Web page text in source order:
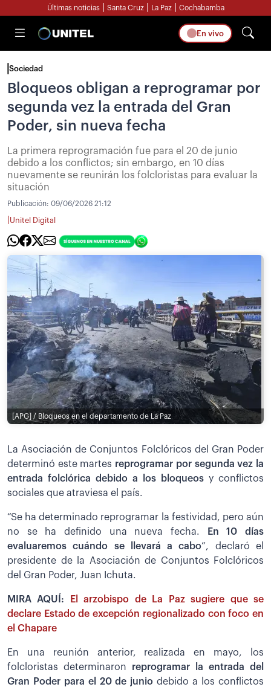
Últimas noticias Santa Cruz La Paz Cochabamba
En vivo
Sociedad
Bloqueos obligan a reprogramar por
segunda vez la entrada del Gran
Poder, sin nueva fecha
La primera reprogramación fue para el 20 de junio
debido a los conflictos; sin embargo, en 10 días
nuevamente se reunirán los folcloristas para evaluar la
situación
Publicación: 09/06/2026 21:12
Unitel Digital
[APG] / Bloqueos en el departamento de La Paz
La Asociación de Conjuntos Folclóricos del Gran Poder
determinó este martes reprogramar por segunda vez la
entrada folclórica debido a los bloqueos y conflictos
sociales que atraviesa el país.
“Se ha determinado reprogramar la festividad, pero aún
no se ha definido una nueva fecha.
En 10 días
evaluaremos cuándo se llevará a cabo”, declaró el
presidente de la Asociación de Conjuntos Folclóricos
del Gran Poder, Juan Ichuta.
MIRA AQUÍ:
El arzobispo de La Paz sugiere que se
declare Estado de excepción regionalizado con foco en
el Chapare
En una reunión anterior, realizada en mayo, los
folcloristas determinaron reprogramar la entrada del
Gran Poder para el 20 de juniodebido a los conflictos